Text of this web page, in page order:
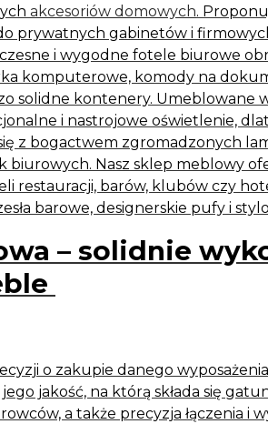
akcesoriów domowych.
prywatnych gabinetów i
i wygodne fotele biurowe
komputerowe, komody na
solidne kontenery. Umeblowane
i nastrojowe oświetlenie,
z bogactwem zgromadzonych
biurowych. Nasz sklep meblowy
restauracji, barów, klubów czy
barowe, designerskie pufy i
– solidnie
o zakupie danego
jakość, na którą składa się
a także precyzja łączenia i